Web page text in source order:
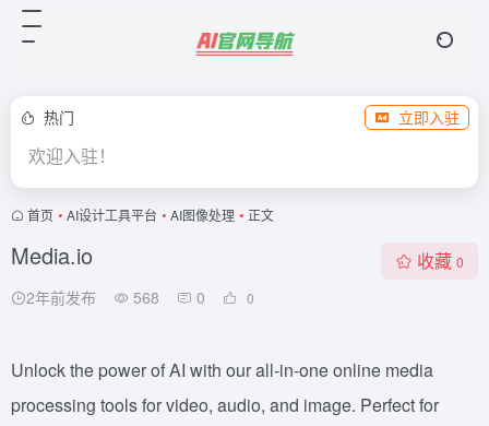
热门 立即入驻
欢迎入驻！
首页 • AI设计工具平台 • AI图像处理 • 正文
Media.io
2年前发布 568 0 0
收藏 0
Unlock the power of AI with our all-in-one online media
processing tools for video, audio, and image. Perfect for